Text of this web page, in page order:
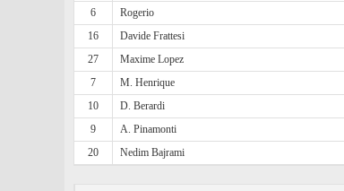
6
Rogerio
16
Davide Frattesi
27
Maxime Lopez
7
M. Henrique
10
D. Berardi
9
A. Pinamonti
20
Nedim Bajrami